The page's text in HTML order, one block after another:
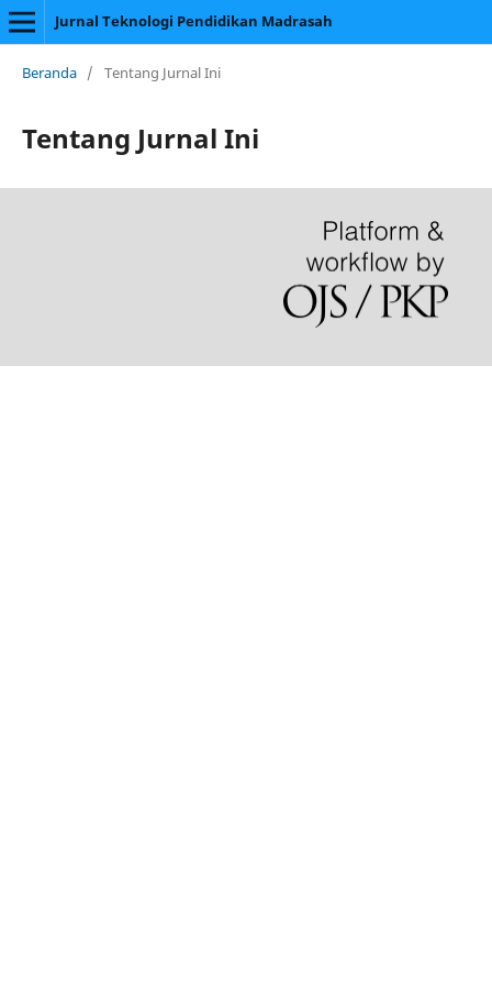
Jurnal Teknologi Pendidikan Madrasah
Beranda / Tentang Jurnal Ini
Tentang Jurnal Ini